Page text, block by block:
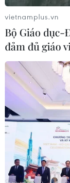
đó, bảng A gồm
Indonesia,
vietnamplus.vn
Bộ Giáo dục-
đảm đủ giáo